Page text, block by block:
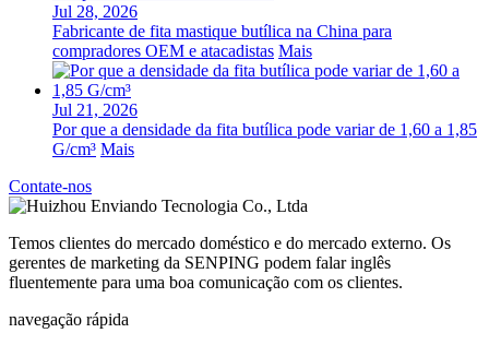
Jul 28, 2026
Fabricante de fita mastique butílica na China para
compradores OEM e atacadistas Mais
Jul 21, 2026
Por que a densidade da fita butílica pode variar de 1,60 a 1,85
G/cm³ Mais
Contate-nos
Temos clientes do mercado doméstico e do mercado externo. Os
gerentes de marketing da SENPING podem falar inglês
fluentemente para uma boa comunicação com os clientes.
navegação rápida